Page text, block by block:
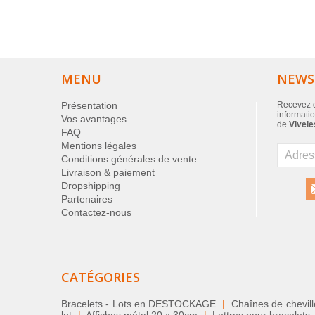
MENU
Présentation
Vos avantages
FAQ
Mentions légales
Conditions générales de vente
Livraison & paiement
Dropshipping
Partenaires
Contactez-nous
Recevez
de
CATÉGORIES
Bracelets - Lots en DESTOCKAGE |
Chaînes de